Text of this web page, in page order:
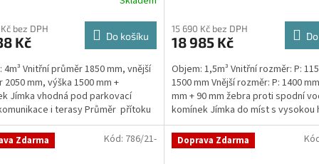
bez DPH
Kč Do košíku
4m³ Vnitřní průměr 1850 mm, vnější
2050 mm, výška 1500 mm +
Jímka vhodná pod parkovací
i terasy Průměr přítoku
v...
15 690 Kč bez DPH
18 985 Kč
Objem: 1,5m³ Vnitřní rozměr: P:
1500 mm Vnější rozměr: P: 1400
mm + 90 mm žebra proti spodní
komínek Jímka do míst s vysokou
spodní vody...
Zdarma Kód: 786/21- Doprava Zdarma